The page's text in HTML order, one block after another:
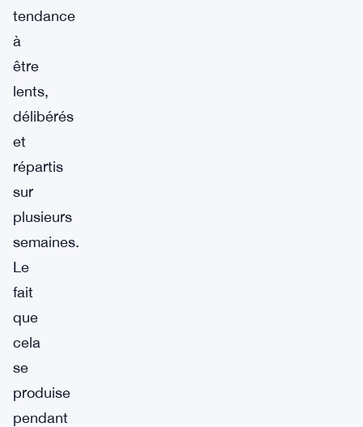
tendance
à
être
lents,
délibérés
et
répartis
sur
plusieurs
semaines.
Le
fait
que
cela
se
produise
pendant